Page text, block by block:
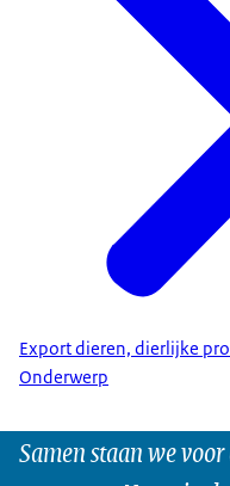
Export dieren, dierlijke
Onderwerp
Samen staan we